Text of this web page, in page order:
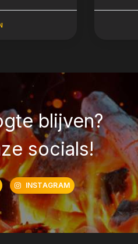
blijven?
socials!
INSTAGRAM